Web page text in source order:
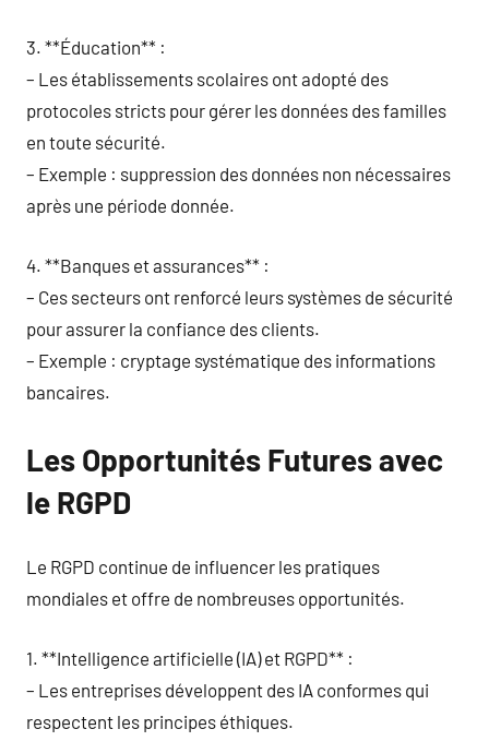
3. **Éducation** :
– Les établissements scolaires ont adopté des
protocoles stricts pour gérer les données des familles
en toute sécurité.
– Exemple : suppression des données non nécessaires
après une période donnée.
4. **Banques et assurances** :
– Ces secteurs ont renforcé leurs systèmes de sécurité
pour assurer la confiance des clients.
– Exemple : cryptage systématique des informations
bancaires.
Les Opportunités Futures avec
le RGPD
Le RGPD continue de influencer les pratiques
mondiales et offre de nombreuses opportunités.
1. **Intelligence artificielle (IA) et RGPD** :
– Les entreprises développent des IA conformes qui
respectent les principes éthiques.